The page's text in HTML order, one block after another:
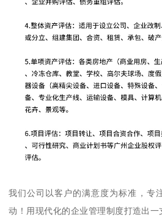
我们公司以客户的满意度为标准，专
动！用现代化的企业管理制度打造出